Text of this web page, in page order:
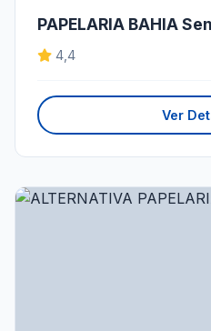
PAPELARIA BAHIA
4,4
Ver